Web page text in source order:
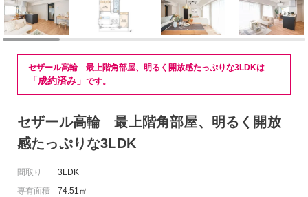
セザール高輪 最上階角部屋、明るく開放感たっぷりな3LDKは
「成約済み」 です。
セザール高輪 最上階角部屋、明るく開放
感たっぷりな3LDK
間取り
3LDK
専有面積
74.51㎡